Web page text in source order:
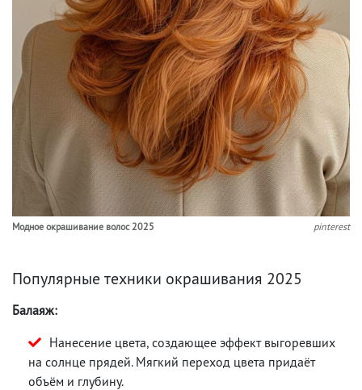
Модное окрашивание волос 2025 pinterest
Популярные техники окрашивания 2025
Балаяж:
Нанесение цвета, создающее эффект выгоревших
на солнце прядей. Мягкий переход цвета придаёт
объём и глубину.